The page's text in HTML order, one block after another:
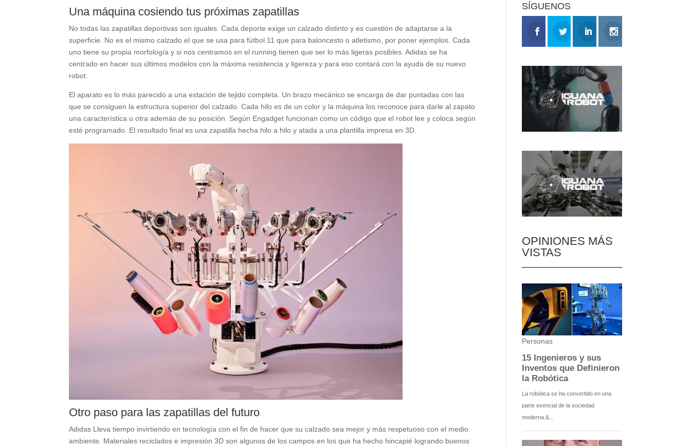
Una máquina cosiendo tus próximas zapatillas
No todas las zapatillas deportivas son iguales. Cada deporte exige un calzado distinto y es cuestión de adaptarse a la
superficie. No es el mismo calzado el que se usa para fútbol 11 que para baloncesto o atletismo, por poner ejemplos. Cada
uno tiene su propia morfología y si nos centramos en el running tienen que ser lo más ligeras posibles. Adidas se ha
centrado en hacer sus últimos modelos con la máxima resistencia y ligereza y para eso contará con la ayuda de su nuevo
robot.
El aparato es lo más parecido a una estación de tejido completa. Un brazo mecánico se encarga de dar puntadas con las
que se consiguen la estructura superior del calzado. Cada hilo es de un color y la máquina los reconoce para darle al zapato
una característica u otra además de su posición. Según Engadget funcionan como un código que el robot lee y coloca según
esté programado. El resultado final es una zapatilla hecha hilo a hilo y atada a una plantilla impresa en 3D.
Otro paso para las zapatillas del futuro
Adidas Lleva tiempo invirtiendo en tecnología con el fin de hacer que su calzado sea mejor y más respetuoso con el medio
ambiente. Materiales reciclados e impresión 3D son algunos de los campos en los que ha hecho hincapié logrando buenos
SÍGUENOS
OPINIONES MÁS
VISTAS